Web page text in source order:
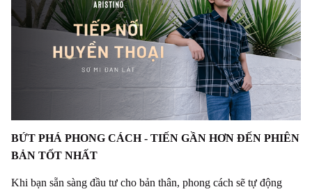
BỨT PHÁ PHONG CÁCH - TIẾN GẦN HƠN ĐẾN PHIÊN
BẢN TỐT NHẤT
Khi bạn sẵn sàng đầu tư cho bản thân, phong cách sẽ tự động